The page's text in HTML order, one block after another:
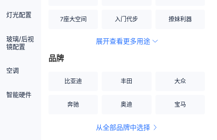
灯光配置
玻璃/后视
镜配置
空调
智能硬件
7座大空间 入门代步 撩妹利器
空间宽敞
展开查看更多用途
品牌
比亚迪 丰田 大众
奔驰 奥迪 宝马
从全部品牌中选择